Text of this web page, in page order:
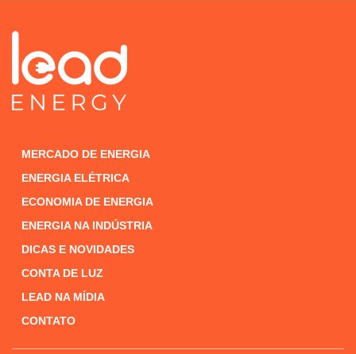
MERCADO DE ENERGIA
ENERGIA ELÉTRICA
ECONOMIA DE ENERGIA
ENERGIA NA INDÚSTRIA
DICAS E NOVIDADES
CONTA DE LUZ
LEAD NA MÍDIA
CONTATO